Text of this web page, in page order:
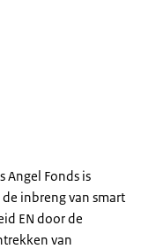
Angel Fonds is
inbreng van smart
EN door de
van